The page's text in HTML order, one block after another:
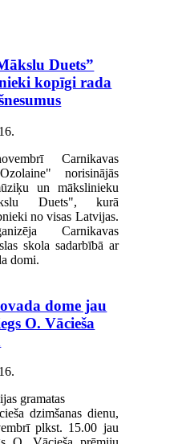
Duets”
kopīgi rada
.
Carnikavas
norisinājās
un mākslinieku
Duets", kurā
no visas Latvijas.
Carnikavas
skola sadarbībā ar
domi.
dome jau
O. Vācieša
.
dzimšanas dienu,
plkst. 15.00 jau